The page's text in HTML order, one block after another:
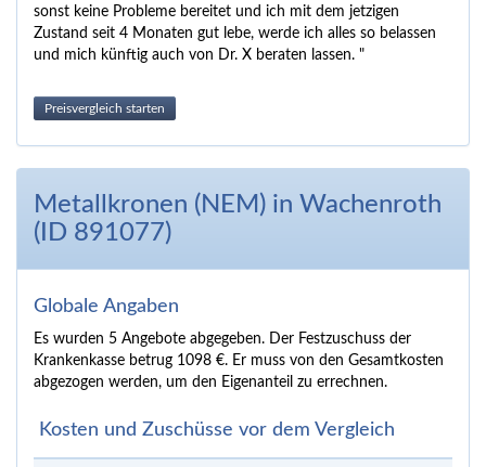
sonst keine Probleme bereitet und ich mit dem jetzigen
Zustand seit 4 Monaten gut lebe, werde ich alles so belassen
und mich künftig auch von Dr. X beraten lassen. "
Preisvergleich starten
Metallkronen (NEM) in Wachenroth
(ID 891077)
Globale Angaben
Es wurden 5 Angebote abgegeben. Der Festzuschuss der
Krankenkasse betrug 1098 €. Er muss von den Gesamtkosten
abgezogen werden, um den Eigenanteil zu errechnen.
Kosten und Zuschüsse vor dem Vergleich